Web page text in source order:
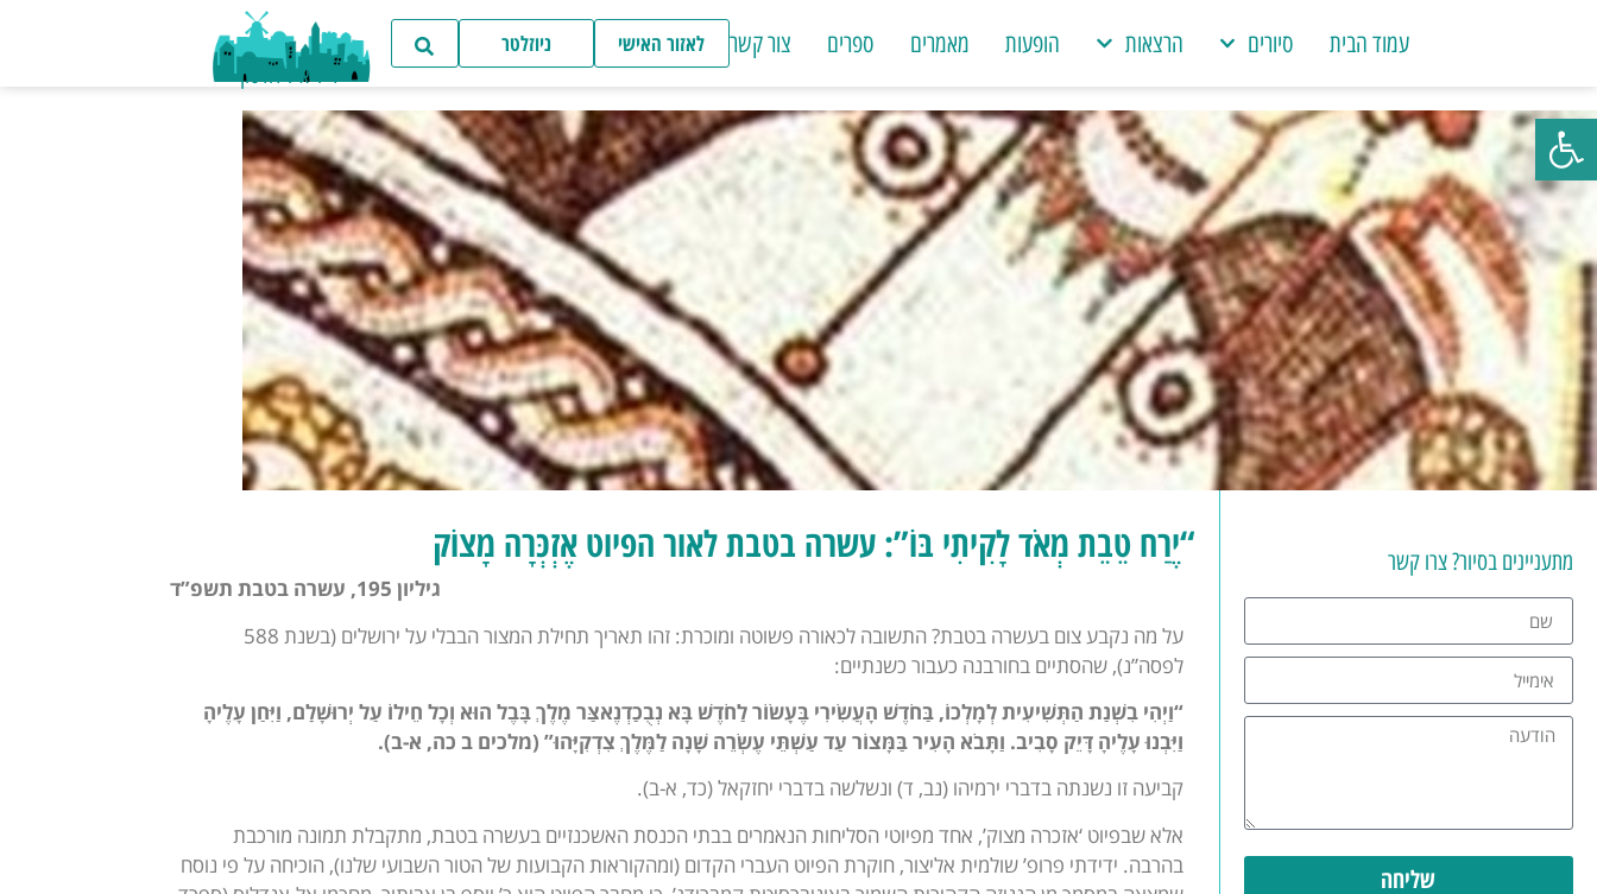
פתח סרגל נגישות
עמוד הבית סיורים הרצאות הופעות מאמרים ספרים צור קשר לאזור האישי ניוזלטר
ד"ר איל דודסון
מתעניינים בסיור? צרו קשר
שליחה
“יֶרַח טֵבֵת מְאֹד לָקִיתִי בּוֹ”: עשרה בטבת לאור הפיוט אֶזְכְּרָה מָצוֹק
גיליון 195, עשרה בטבת תשפ”ד
על מה נקבע צום בעשרה בטבת? התשובה לכאורה פשוטה ומוכרת: זהו תאריך תחילת המצור הבבלי על ירושלים (בשנת 588
לפסה”נ), שהסתיים בחורבנה כעבור כשנתיים:
“וַיְהִי בִשְׁנַת הַתְּשִׁיעִית לְמָלְכוֹ, בַּחֹדֶשׁ הָעֲשִׂירִי בֶּעָשׂוֹר לַחֹדֶשׁ בָּא נְבֻכַדְנֶאצַּר מֶלֶךְ בָּבֶל הוּא וְכָל חֵילוֹ עַל יְרוּשָׁלִַם, וַיִּחַן עָלֶיהָ
וַיִּבְנוּ עָלֶיהָ דָּיֵק סָבִיב. וַתָּבֹא הָעִיר בַּמָּצוֹר עַד עַשְׁתֵּי עֶשְׂרֵה שָׁנָה לַמֶּלֶךְ צִדְקִיָּהוּ” (מלכים ב כה, א-ב).
קביעה זו נשנתה בדברי ירמיהו (נב, ד) ונשלשה בדברי יחזקאל (כד, א-ב).
אלא שבפיוט ‘אזכרה מצוק’, אחד מפיוטי הסליחות הנאמרים בבתי הכנסת האשכנזיים בעשרה בטבת, מתקבלת תמונה מורכבת
בהרבה. ידידתי פרופ’ שולמית אליצור, חוקרת הפיוט העברי הקדום (ומהקוראות הקבועות של הטור השבועי שלנו), הוכיחה על פי נוסח